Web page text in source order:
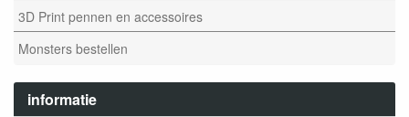
3D Print pennen en accessoires
Monsters bestellen
informatie